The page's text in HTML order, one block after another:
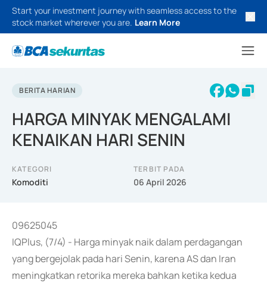
Start your investment journey with seamless access to the
stock market wherever you are. Learn More
BERITA HARIAN
HARGA MINYAK MENGALAMI
KENAIKAN HARI SENIN
KATEGORI
Komoditi
TERBIT PADA
06 April 2026
09625045
IQPlus, (7/4) - Harga minyak naik dalam perdagangan
yang bergejolak pada hari Senin, karena AS dan Iran
meningkatkan retorika mereka bahkan ketika kedua